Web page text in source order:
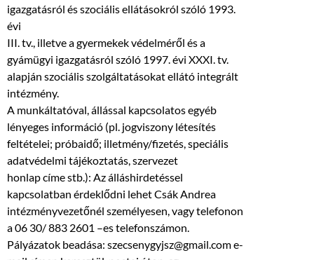
igazgatásról és szociális ellátásokról szóló 1993.
évi
III. tv., illetve a gyermekek védelméről és a
gyámügyi igazgatásról szóló 1997. évi XXXI. tv.
alapján szociális szolgáltatásokat ellátó integrált
intézmény.
A munkáltatóval, állással kapcsolatos egyéb
lényeges információ (pl. jogviszony létesítés
feltételei; próbaidő; illetmény/fizetés, speciális
adatvédelmi tájékoztatás, szervezet
honlap címe stb.): Az álláshirdetéssel
kapcsolatban érdeklődni lehet Csák Andrea
intézményvezetőnél személyesen, vagy telefonon
a 06 30/ 883 2601 –es telefonszámon.
Pályázatok beadása: szecsenygyjsz@gmail.com e-